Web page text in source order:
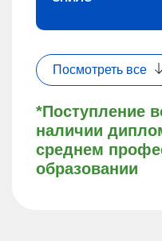
*Поступление
наличии
среднем
образовании
Посмотреть все